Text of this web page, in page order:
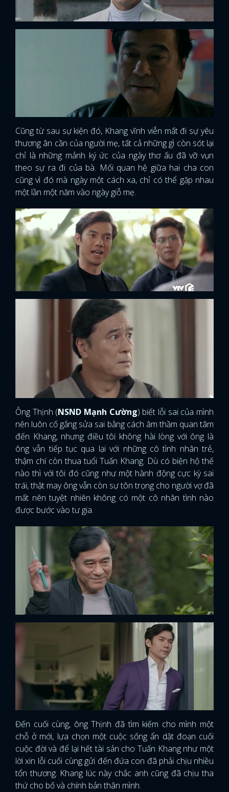
Cũng từ sau sự kiện đó, Khang vĩnh viễn mất đi sự yêu
thương ân cần của người mẹ, tất cả những gì còn sót lại
chỉ là những mảnh ký ức của ngày thơ ấu đã vỡ vụn
theo sự ra đi của bà. Mối quan hệ giữa hai cha con
cũng vì đó mà ngày một cách xa, chỉ có thể gặp nhau
một lần một năm vào ngày giỗ mẹ.
Ông Thịnh (NSND Mạnh Cường) biết lỗi sai của mình
nên luôn cố gắng sửa sai bằng cách âm thầm quan tâm
đến Khang, nhưng điều tôi không hài lòng với ông là
ông vẫn tiếp tục qua lại với những cô tình nhân trẻ,
thậm chí còn thua tuổi Tuấn Khang. Dù có biện hộ thế
nào thì với tôi đó cũng như một hành động cực kỳ sai
trái, thật may ông vẫn còn sự tôn trọng cho người vợ đã
mất nên tuyệt nhiên không có một cô nhân tình nào
được bước vào tư gia.
Đến cuối cùng, ông Thịnh đã tìm kiếm cho mình một
chỗ ở mới, lựa chọn một cuộc sống ẩn dật đoạn cuối
cuộc đời và để lại hết tài sản cho Tuấn Khang như một
lời xin lỗi cuối cùng gửi đến đứa con đã phải chịu nhiều
tổn thương. Khang lúc này chắc anh cũng đã chịu tha
thứ cho bố và chính bản thân mình.